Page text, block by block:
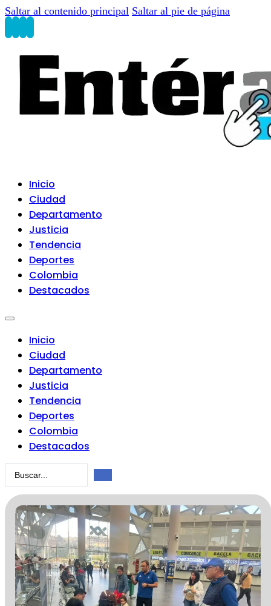
Saltar al contenido principal Saltar al pie de página
Inicio
Ciudad
Departamento
Justicia
Tendencia
Deportes
Colombia
Destacados
Inicio
Ciudad
Departamento
Justicia
Tendencia
Deportes
Colombia
Destacados
Search